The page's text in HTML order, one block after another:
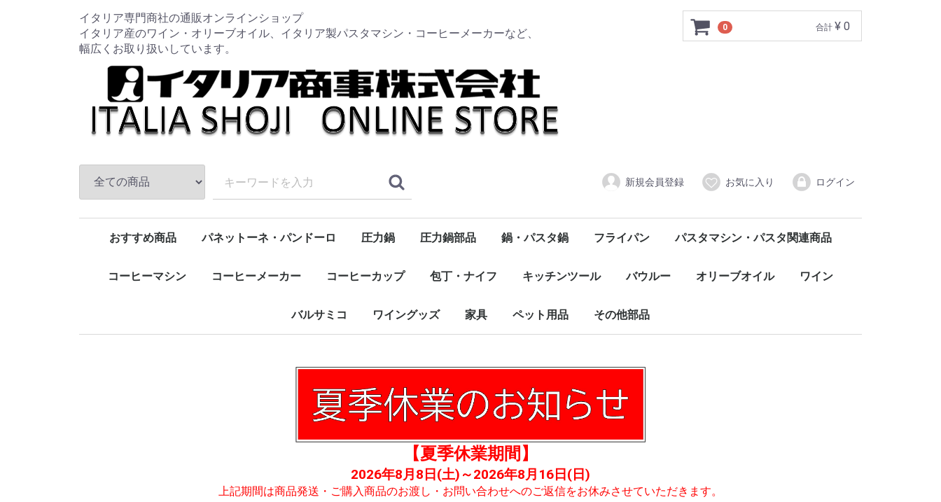
イタリア専門商社の通販オンラインショップ
イタリア産のワイン・オリーブオイル、イタリア製パスタマシン・コーヒーメーカーなど、
幅広くお取り扱いしています。
0 合計 ¥ 0
新規会員登録 お気に入り ログイン
おすすめ商品
新規取扱商品
特売品コーナー
ワイン 赤
白
ロゼ
発泡・微発泡
オリーブオイル ノストラーレ
バルサミコ 食品全般(トマト・パスタ等) トマト・パスタソース
パスタ
調味料
FRAGASSIのトマト
ソフトドリンク
ハム・チーズ ハム・サラミ・パンチェッタ・スモークサーモン
チーズ
パスタ ドンペッペ（DON PEPPE）
デルヴェルデ（DELVERDE）
トマト・パスタソース
調味料
コーヒー豆・粉 タルトゥーフィ ジミー/Tartufi Jimmy
圧力鍋
お鍋類
フライパン類
キッチン用品
包丁・ナイフ・まな板
クッキングスケール
南部鉄器
iwaki / イワキ Cuitisan / クイッティサン
Aladdin / アラジン
HARIO / ハリオ フィルターインボトル 300ml
750ml
ALESSI / アレッシィ
Cutipol /クチポール
Zip Top / ジップトップ月兎印 / TSUKI-USAGI BRAND
野田琺瑯 ケトル・ポット
スクウェア
レクタングル浅型
レクタングル深型
持ち手付きストッカー
バターケース
ボール
バット
ロカポ
ぬか漬け美人
柳宗理
OIGEN / オイゲン
KIHARA / キハラ
OXO オクソー
leye / レイエ epicurean / エピキュリアン
Microplane / マイクロプレイン
Lagostina / ラゴスティーナ ニューサルヴァスパツィオ
Legnoart / レーニョアート
Joseph Joseph / ジョセフジョセフ
パスタマシン
ワイングッズ
コーヒーカップ・グラス
家具
ペット用品
1 食品全般・食材・パスタソース
コーヒー豆
キッチン用品
ワイン・オリーブオイル
パネットーネ・パンドーロ 圧力鍋 圧力鍋部品 鍋・パスタ鍋 フライパン パスタマシン・パスタ関連商品
コーヒーマシン コーヒーメーカー コーヒーカップ 包丁・ナイフ キッチンツール バウルー オリーブオイル ワイン
バルサミコ ワイングッズ 家具 ペット用品 その他部品
【夏季休業期間】
2026年8月8日(土)～2026年8月16日(日)
上記期間は商品発送・ご購入商品のお渡し・お問い合わせへのご返信をお休みさせていただきます。